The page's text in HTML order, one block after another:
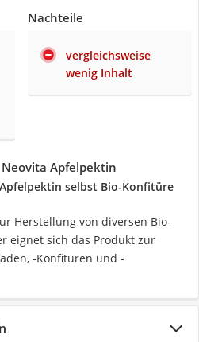
Nachteile
vergleichsweise
wenig Inhalt
Apfelpektin
selbst Bio-Konfitüre
Herstellung von diversen Bio-
eignet sich das Produkt zur
-Konfitüren und -